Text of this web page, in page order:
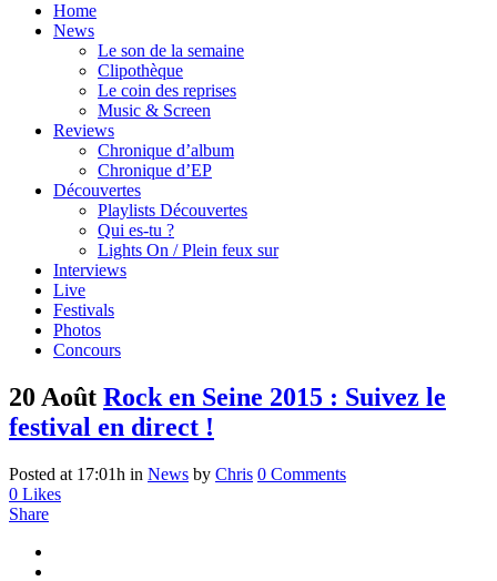
Home
News
Le son de la semaine
Clipothèque
Le coin des reprises
Music & Screen
Reviews
Chronique d’album
Chronique d’EP
Découvertes
Playlists Découvertes
Qui es-tu ?
Lights On / Plein feux sur
Interviews
Live
Festivals
Photos
Concours
20 Août Rock en Seine 2015 : Suivez le
festival en direct !
Posted at 17:01h in News by Chris 0 Comments
0 Likes
Share